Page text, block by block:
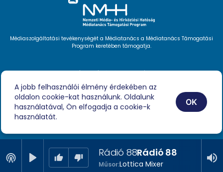
Hírlevél feliratkozás
Videóink
Podcast
Híreink
Impresszum
Médiaszolgáltatási tevékenységét a Médiatanács a Médiatanács Támogatási
Program keretében támogatja.
Rádió 88Rádió 88
Műsor:Lottica Mixer
A jobb felhasználói élmény érdekében az
oldalon cookie-kat használunk. Oldalunk
használatával, Ön elfogadja a cookie-k
használatát.
OK